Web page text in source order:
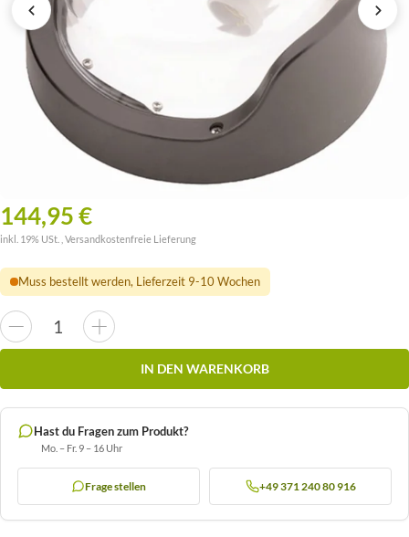
144,95 €
inkl. 19% USt. , Versandkostenfreie Lieferung
Muss bestellt werden, Lieferzeit 9-10 Wochen
IN DEN WARENKORB
Hast du Fragen zum Produkt?
Mo. – Fr. 9 – 16 Uhr
Frage stellen +49 371 240 80 916